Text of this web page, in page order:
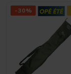
-30%